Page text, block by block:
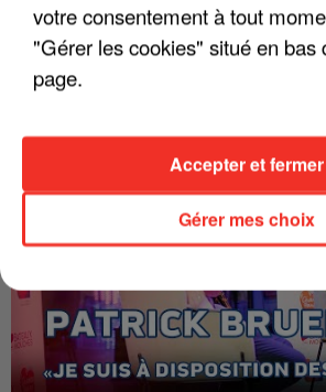
LES INTERVIEWS
votre consentement à tout
"Gérer les cookies" situé en bas
page.
Gérer mes choix
Accepter et fermer